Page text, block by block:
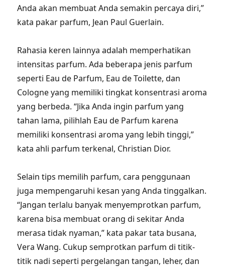
Anda akan membuat Anda semakin percaya diri,”
kata pakar parfum, Jean Paul Guerlain.
Rahasia keren lainnya adalah memperhatikan
intensitas parfum. Ada beberapa jenis parfum
seperti Eau de Parfum, Eau de Toilette, dan
Cologne yang memiliki tingkat konsentrasi aroma
yang berbeda. “Jika Anda ingin parfum yang
tahan lama, pilihlah Eau de Parfum karena
memiliki konsentrasi aroma yang lebih tinggi,”
kata ahli parfum terkenal, Christian Dior.
Selain tips memilih parfum, cara penggunaan
juga mempengaruhi kesan yang Anda tinggalkan.
“Jangan terlalu banyak menyemprotkan parfum,
karena bisa membuat orang di sekitar Anda
merasa tidak nyaman,” kata pakar tata busana,
Vera Wang. Cukup semprotkan parfum di titik-
titik nadi seperti pergelangan tangan, leher, dan